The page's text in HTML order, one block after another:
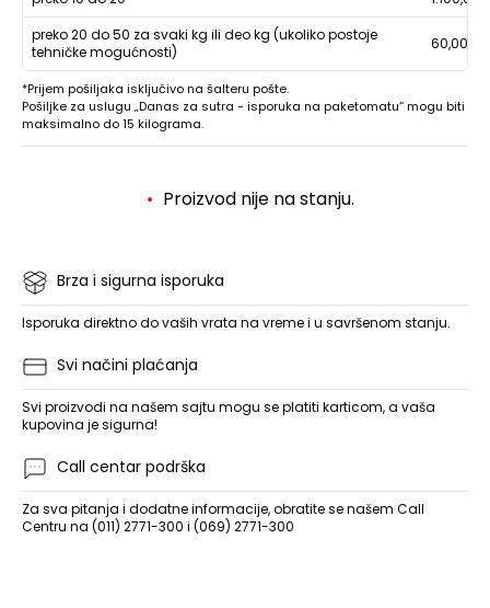
preko 20 do 50 za svaki kg ili deo kg (ukoliko postoje
tehničke mogućnosti)
60,00
*Prijem pošiljaka isključivo na šalteru pošte.
Pošiljke za uslugu „Danas za sutra - isporuka na paketomatu“ mogu biti
maksimalno do 15 kilograma.
Proizvod nije na stanju.
Brza i sigurna isporuka
Isporuka direktno do vaših vrata na vreme i u savršenom stanju.
Svi načini plaćanja
Svi proizvodi na našem sajtu mogu se platiti karticom, a vaša
kupovina je sigurna!
Call centar podrška
Za sva pitanja i dodatne informacije, obratite se našem Call
Centru na (011) 2771-300 i (069) 2771-300